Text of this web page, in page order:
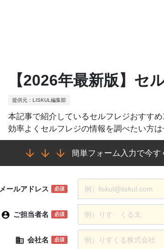
【2026年最新版】セ
提供元：LISKUL編集部
本記事で紹介しているセルフレジおすす
効率よくセルフレジの情報を調べたい方は
簡単フォーム入力で今す
メールアドレス 必須
ご担当者名 必須
会社名 必須